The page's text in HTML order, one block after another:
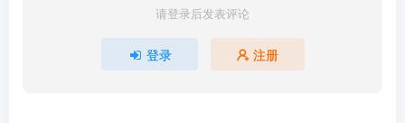
请登录后发表评论
登录 注册